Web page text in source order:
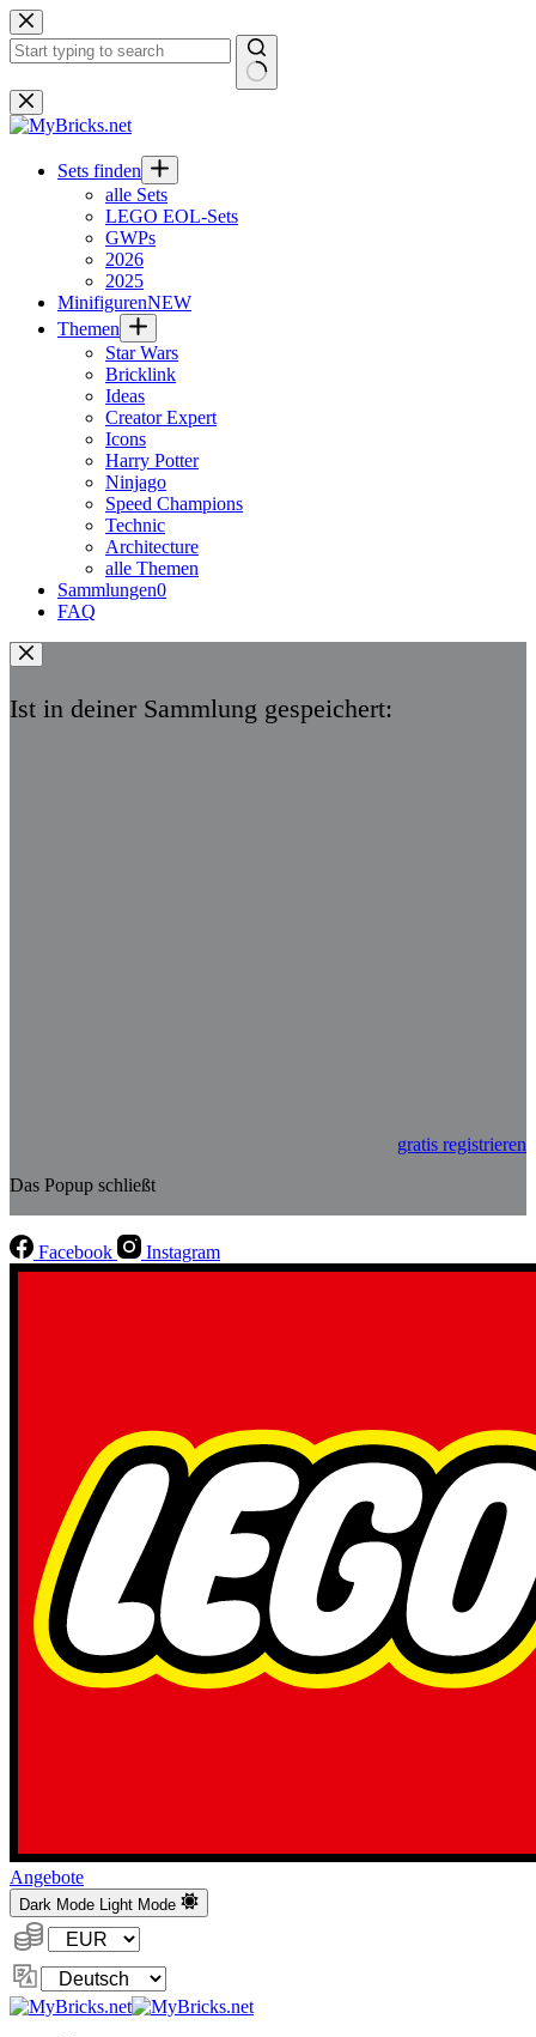
Zum
Inhalt
springen
Keine
Ergebnisse
Sets finden
alle Sets
LEGO EOL-Sets
GWPs
2026
2025
MinifigurenNEW
Themen
Star Wars
Bricklink
Ideas
Creator Expert
Icons
Harry Potter
Ninjago
Speed Champions
Technic
Architecture
alle Themen
Sammlungen0
FAQ
Ist in deiner Sammlung gespeichert:
gratis registrieren
Das Popup schließt
Facebook Instagram
Angebote
Dark Mode Light Mode
Währung:
Sprache
ändern